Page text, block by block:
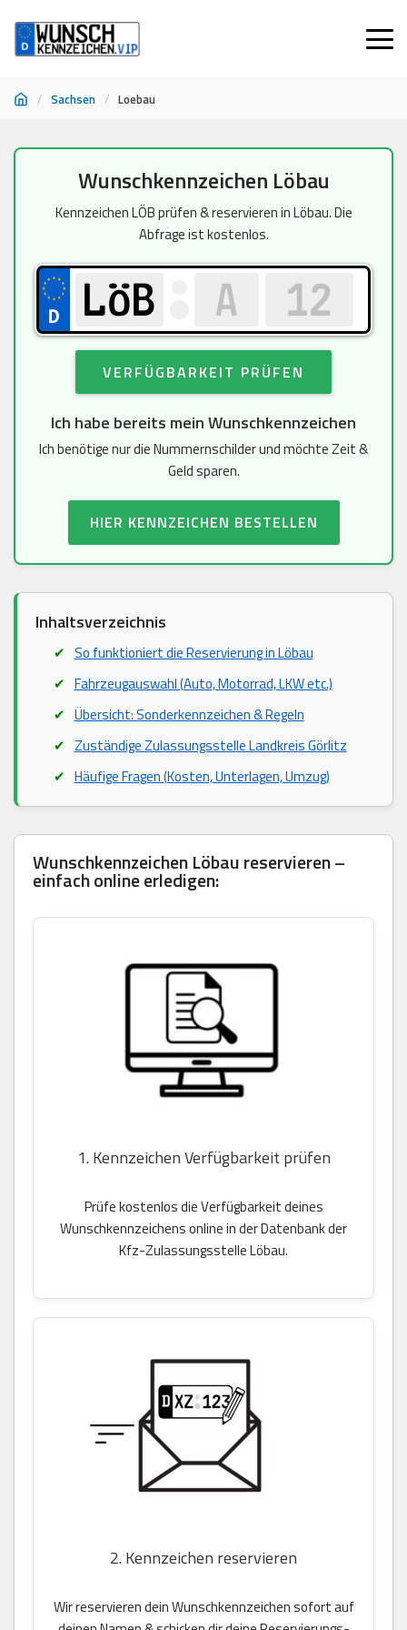
/ Sachsen / Loebau
springen
Wunschkennzeichen Löbau
Kennzeichen LÖB prüfen & reservieren in Löbau. Die
Abfrage ist kostenlos.
VERFÜGBARKEIT PRÜFEN
Ich habe bereits mein Wunschkennzeichen
Ich benötige nur die Nummernschilder und möchte Zeit &
Geld sparen.
HIER KENNZEICHEN BESTELLEN
Inhaltsverzeichnis
So funktioniert die Reservierung in Löbau
Fahrzeugauswahl (Auto, Motorrad, LKW etc.)
Übersicht: Sonderkennzeichen & Regeln
Zuständige Zulassungsstelle Landkreis Görlitz
Häufige Fragen (Kosten, Unterlagen, Umzug)
Wunschkennzeichen Löbau reservieren –
einfach online erledigen:
1. Kennzeichen Verfügbarkeit prüfen
Prüfe kostenlos die Verfügbarkeit deines
Wunschkennzeichens online in der Datenbank der
Kfz-Zulassungsstelle Löbau.
2. Kennzeichen reservieren
Wir reservieren dein Wunschkennzeichen sofort auf